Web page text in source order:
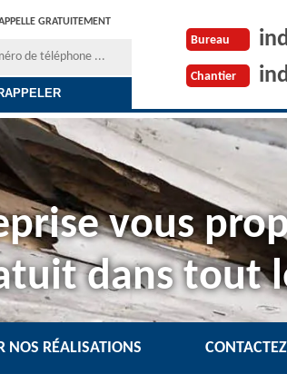
GRATUITEMENT
Bureau
Chantier
vous
dans tout
NOS RÉALISATIONS